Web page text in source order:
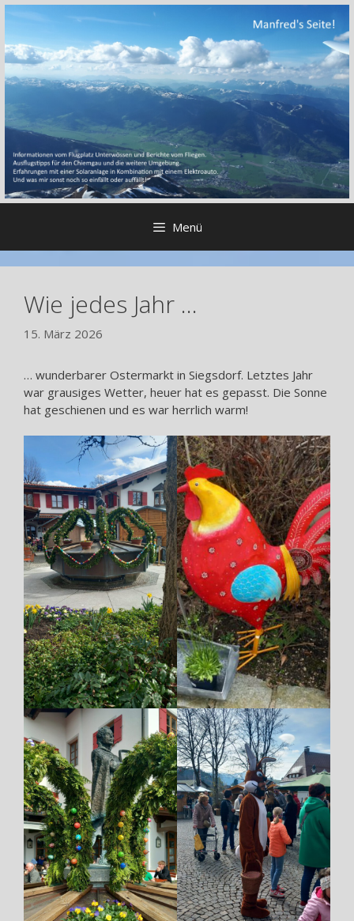
Zum
springen
Menü
Wie jedes Jahr …
15. März 2026
… wunderbarer Ostermarkt in Siegsdorf. Letztes Jahr
war grausiges Wetter, heuer hat es gepasst. Die Sonne
hat geschienen und es war herrlich warm!